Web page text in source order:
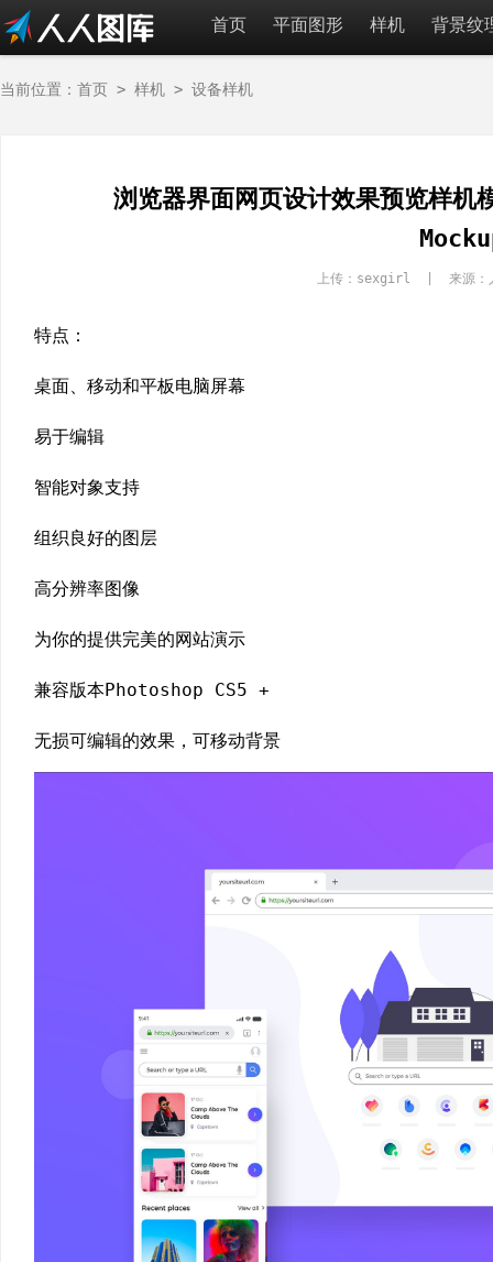
首页 平面图形 样机 背景纹
当前位置： 首页 > 样机 > 设备样机
浏览器界面网页设计效果预览样
上传：sexgirl | 来源
特点：
桌面、移动和平板电脑屏幕
易于编辑
智能对象支持
组织良好的图层
高分辨率图像
为你的提供完美的网站演示
兼容版本Photoshop CS5 +
无损可编辑的效果，可移动背景